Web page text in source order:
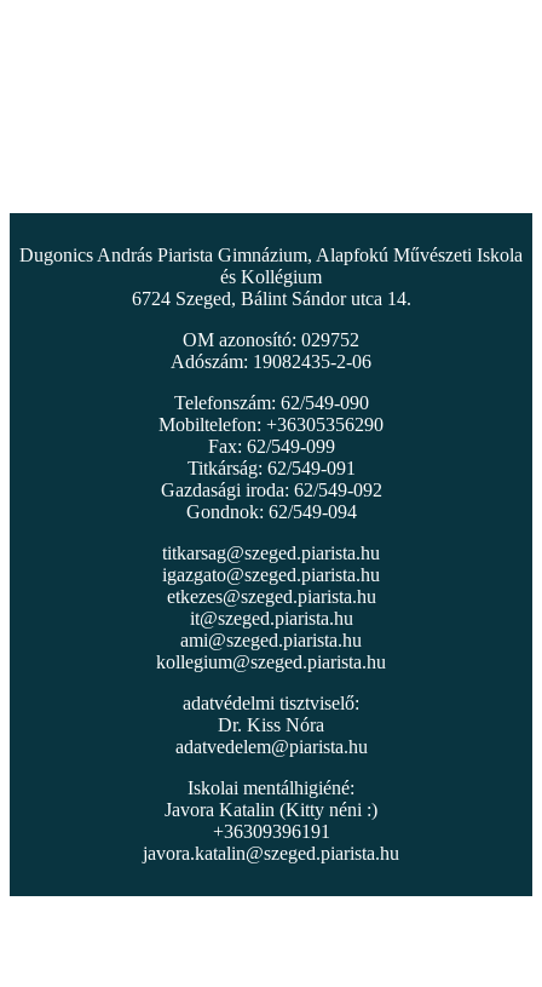
Dugonics András Piarista Gimnázium, Alapfokú Művészeti Iskola
és Kollégium
6724 Szeged, Bálint Sándor utca 14.
OM azonosító: 029752
Adószám: 19082435-2-06
Telefonszám: 62/549-090
Mobiltelefon: +36305356290
Fax: 62/549-099
Titkárság: 62/549-091
Gazdasági iroda: 62/549-092
Gondnok: 62/549-094
titkarsag@szeged.piarista.hu
igazgato@szeged.piarista.hu
etkezes@szeged.piarista.hu
it@szeged.piarista.hu
ami@szeged.piarista.hu
kollegium@szeged.piarista.hu
adatvédelmi tisztviselő:
Dr. Kiss Nóra
adatvedelem@piarista.hu
Iskolai mentálhigiéné:
Javora Katalin (Kitty néni :)
+36309396191
javora.katalin@szeged.piarista.hu